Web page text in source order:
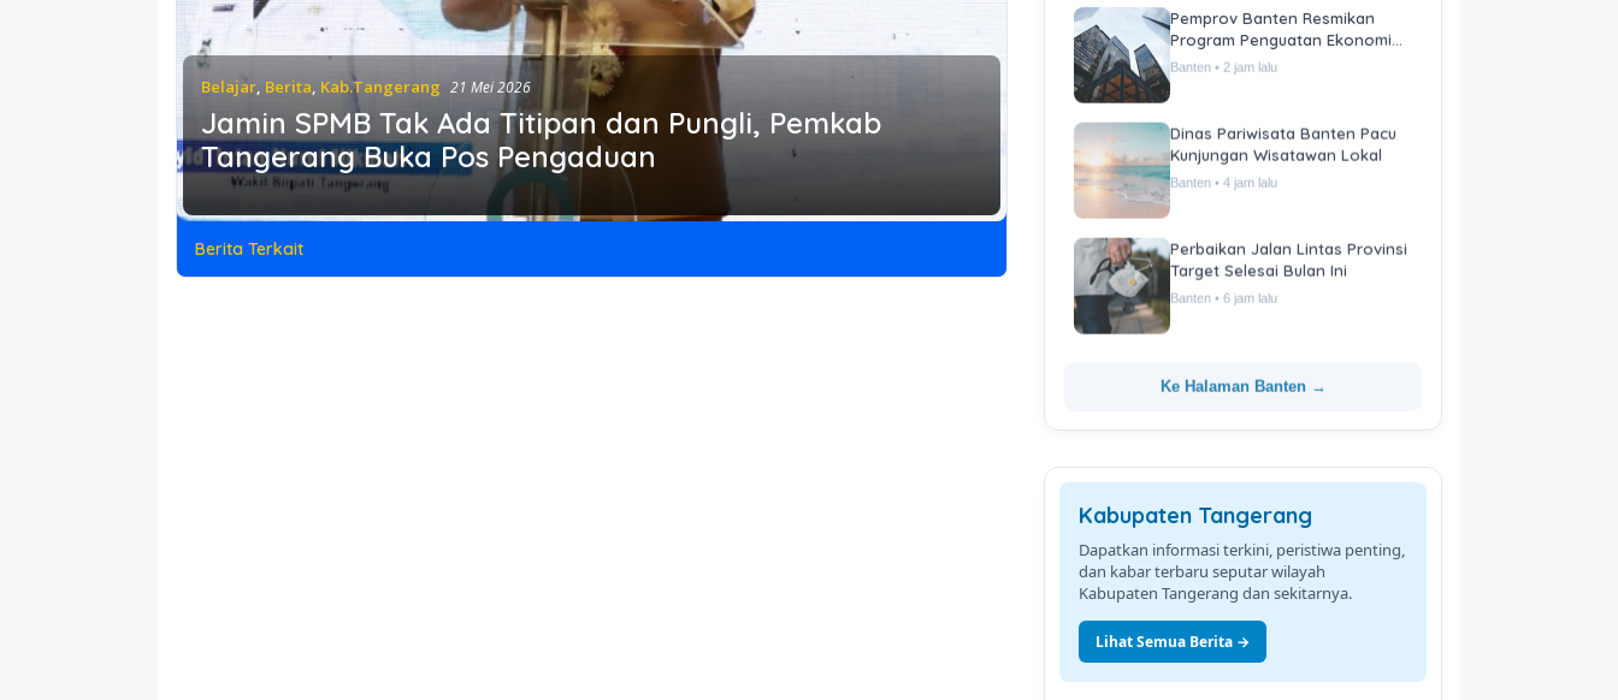
Belajar, Berita, Kab.Tangerang 21 Mei 2026
Jamin SPMB Tak Ada Titipan dan Pungli, Pemkab
Tangerang Buka Pos Pengaduan
Berita Terkait
Pemprov Banten Resmikan
Program Penguatan Ekonomi
Daerah
Banten • 2 jam lalu
Dinas Pariwisata Banten Pacu
Kunjungan Wisatawan Lokal
Banten • 4 jam lalu
Perbaikan Jalan Lintas Provinsi
Target Selesai Bulan Ini
Banten • 6 jam lalu
Ke Halaman Banten →
Kabupaten Tangerang
Dapatkan informasi terkini, peristiwa penting,
dan kabar terbaru seputar wilayah
Kabupaten Tangerang dan sekitarnya.
Lihat Semua Berita →